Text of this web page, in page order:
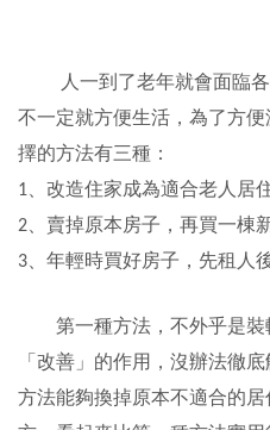
人一到了老年就會面臨
不一定就方便生活，為了方
擇的方法有三種：
1、改造住家成為適合老人居
2、賣掉原本房子，再買一棟
3、年輕時買好房子，先租人
第一種方法，不外乎是
「改善」的作用，沒辦法徹
方法能夠換掉原本不適合的